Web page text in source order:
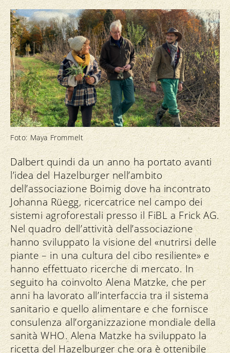
Foto: Maya Frommelt
Dalbert quindi da un anno ha portato avanti
l’idea del Hazelburger nell’ambito
dell’associazione Boimig dove ha incontrato
Johanna Rüegg, ricercatrice nel campo dei
sistemi agroforestali presso il FiBL a Frick AG.
Nel quadro dell’attività dell’associazione
hanno sviluppato la visione del «nutrirsi delle
piante – in una cultura del cibo resiliente» e
hanno effettuato ricerche di mercato. In
seguito ha coinvolto Alena Matzke, che per
anni ha lavorato all’interfaccia tra il sistema
sanitario e quello alimentare e che fornisce
consulenza all’organizzazione mondiale della
sanità WHO. Alena Matzke ha sviluppato la
ricetta del Hazelburger che ora è ottenibile